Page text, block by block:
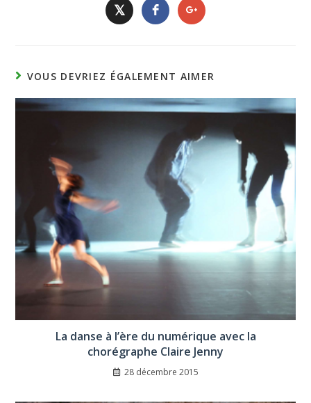
𝕏
VOUS DEVRIEZ ÉGALEMENT AIMER
La danse à l’ère du numérique avec la
chorégraphe Claire Jenny
28 décembre 2015